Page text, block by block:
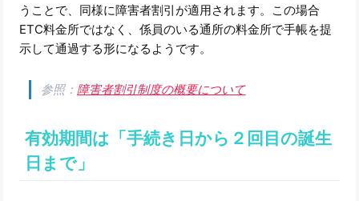
うことで、同様に障害者割引が適用されます。この場合
ETC料金所ではなく、係員のいる通所の料金所で手帳を提
示して通過する形になるようです。
参照：障害者割引制度の概要について
有効期間は「手続き日から２回目の誕生
日まで」